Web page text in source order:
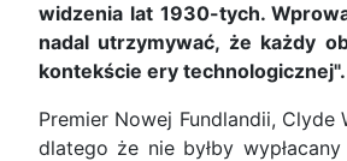
widzenia lat 1930-tych.
nadal utrzymywać, że każdy
kontekście ery technologicznej".
Premier Nowej Fundlandii, Clyde
dlatego że nie byłby